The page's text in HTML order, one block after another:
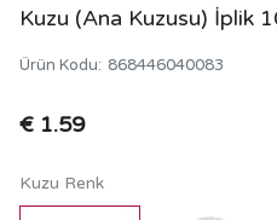
Kuzu (Ana Kuzusu) İplik
Ürün Kodu: 868446040083
€ 1.59
Kuzu Renk